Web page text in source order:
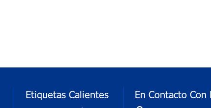
Etiquetas Calientes En Contacto Con